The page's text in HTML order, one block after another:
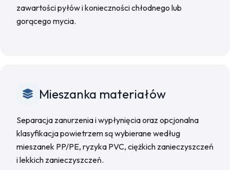
zawartości pyłów i konieczności chłodnego lub
gorącego mycia.
Mieszanka materiałów
Separacja zanurzenia i wypłynięcia oraz opcjonalna
klasyfikacja powietrzem są wybierane według
mieszanek PP/PE, ryzyka PVC, ciężkich zanieczyszczeń
i lekkich zanieczyszczeń.